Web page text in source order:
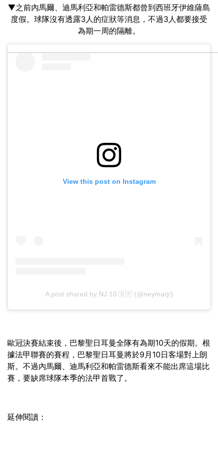
▼之前內馬爾、迪馬利亞和帕雷德斯都曾到西班牙伊維薩島
度假。球隊沒有透露3人的症狀等消息，不過3人都要接受
為期一周的隔離。
View this post on Instagram
A post shared by NJ 10 🇧🇷 (@neymarjr)
歐冠決賽結束後，巴黎聖日耳曼全隊有為期10天的假期。根
據法甲聯賽的賽程，巴黎聖日耳曼將於9月10日客場對上朗
斯。不過內馬爾、迪馬利亞和帕雷德斯看來不能出席這場比
賽，要缺席球隊本季的法甲首戰了。
延伸閱讀：